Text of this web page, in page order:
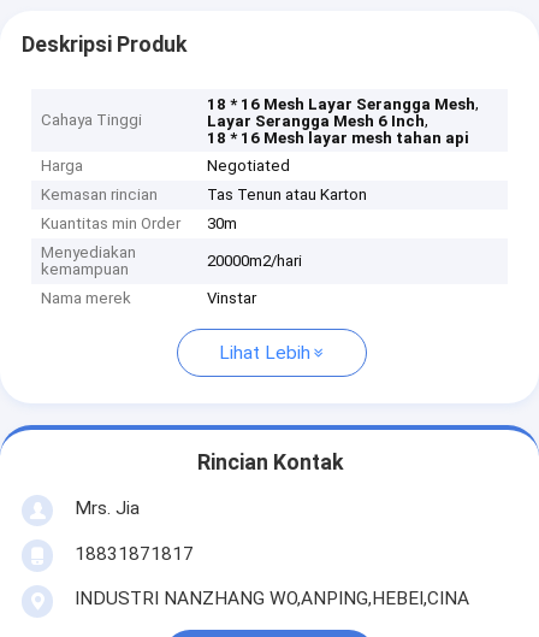
Deskripsi Produk
Cahaya Tinggi
18 * 16 Mesh Layar Serangga Mesh,
Layar Serangga Mesh 6 Inch,
18 * 16 Mesh layar mesh tahan api
Harga
Negotiated
Kemasan rincian
Tas Tenun atau Karton
Kuantitas min Order
30m
Menyediakan
kemampuan
20000m2/hari
Nama merek Vinstar
Lihat Lebih
Rincian Kontak
Mrs. Jia
18831871817
INDUSTRI NANZHANG WO,ANPING,HEBEI,CINA